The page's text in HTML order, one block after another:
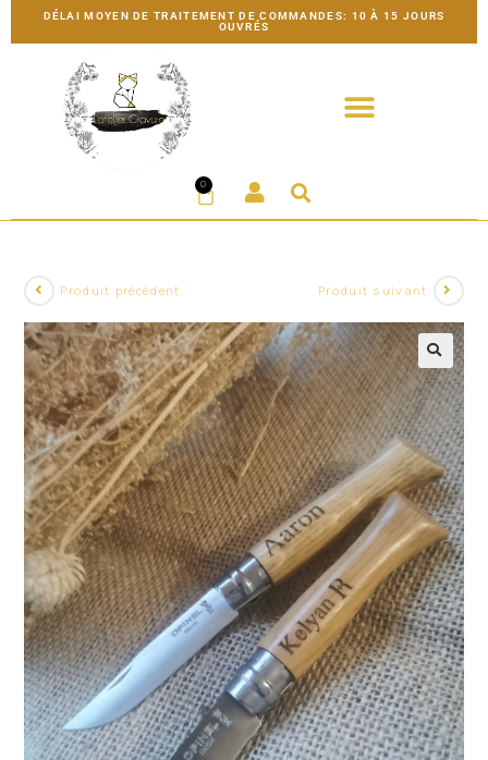
DÉLAI MOYEN DE TRAITEMENT DE COMMANDES: 10 À 15 JOURS
OUVRÉS
0
Produit précédent Produit suivant